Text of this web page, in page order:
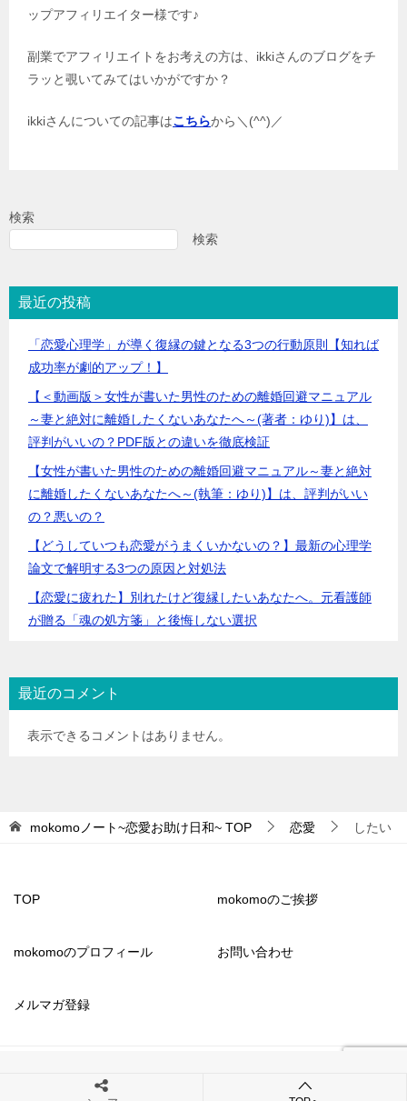
ップアフィリエイター様です♪
副業でアフィリエイトをお考えの方は、ikkiさんのブログをチ
ラッと覗いてみてはいかがですか？
ikkiさんについての記事はこちらから＼(^^)／
検索
検索
最近の投稿
「恋愛心理学」が導く復縁の鍵となる3つの行動原則【知れば
成功率が劇的アップ！】
【＜動画版＞女性が書いた男性のための離婚回避マニュアル
～妻と絶対に離婚したくないあなたへ～(著者：ゆり)】は、
評判がいいの？PDF版との違いを徹底検証
【女性が書いた男性のための離婚回避マニュアル～妻と絶対
に離婚したくないあなたへ～(執筆：ゆり)】は、評判がいい
の？悪いの？
【どうしていつも恋愛がうまくいかないの？】最新の心理学
論文で解明する3つの原因と対処法
【恋愛に疲れた】別れたけど復縁したいあなたへ。元看護師
が贈る「魂の処方箋」と後悔しない選択
最近のコメント
表示できるコメントはありません。
mokomoノート~恋愛お助け日和~ TOP 恋愛 したい
TOP mokomoのご挨拶
mokomoのプロフィール お問い合わせ
メルマガ登録